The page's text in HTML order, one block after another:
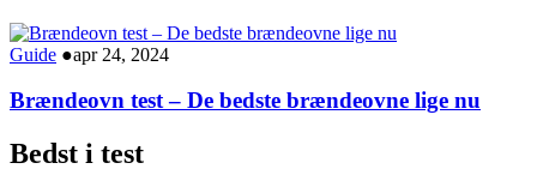
Guide ●apr 24, 2024
Brændeovn test – De bedste brændeovne lige nu
Bedst i test